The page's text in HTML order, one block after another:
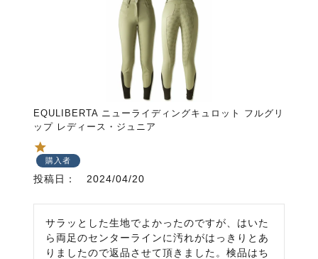
EQULIBERTA ニューライディングキュロット フルグリ
ップ レディース・ジュニア
購入者
投稿日 2024/04/20
サラッとした生地でよかったのですが、はいた
ら両足のセンターラインに汚れがはっきりとあ
りましたので返品させて頂きました。検品はち